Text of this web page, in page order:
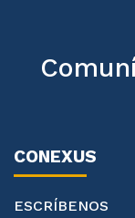
CONEXUS
ESCRÍBENOS